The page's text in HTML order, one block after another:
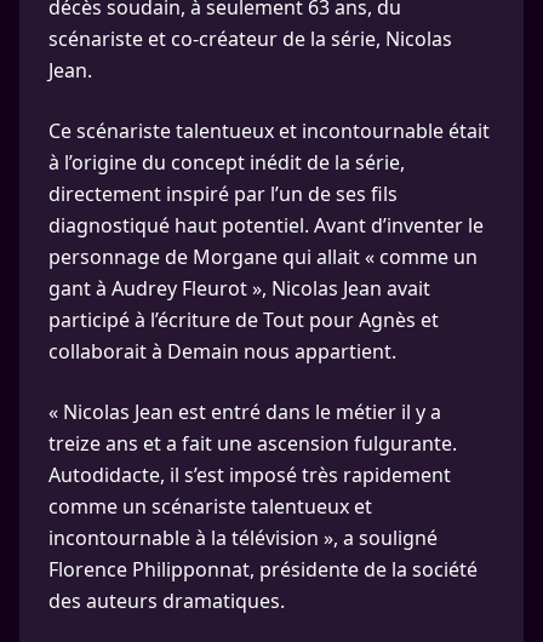
décès soudain, à seulement 63 ans, du
scénariste et co-créateur de la série, Nicolas
Jean.
Ce scénariste talentueux et incontournable était
à l’origine du concept inédit de la série,
directement inspiré par l’un de ses fils
diagnostiqué haut potentiel. Avant d’inventer le
personnage de Morgane qui allait « comme un
gant à Audrey Fleurot », Nicolas Jean avait
participé à l’écriture de Tout pour Agnès et
collaborait à Demain nous appartient.
« Nicolas Jean est entré dans le métier il y a
treize ans et a fait une ascension fulgurante.
Autodidacte, il s’est imposé très rapidement
comme un scénariste talentueux et
incontournable à la télévision », a souligné
Florence Philipponnat, présidente de la société
des auteurs dramatiques.